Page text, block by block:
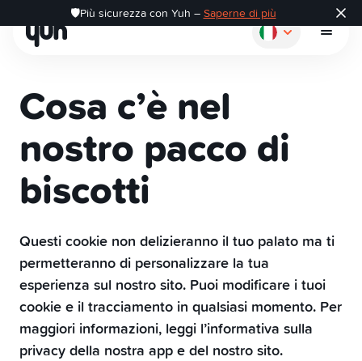
🛡️Più sicurezza con Yuh – Saperne di più
Come funziona
Risparmiare
Investire
Cosa c’è nel
nostro pacco di
biscotti
Questi cookie non delizieranno il tuo palato ma ti
permetteranno di personalizzare la tua
esperienza sul nostro sito. Puoi modificare i tuoi
cookie e il tracciamento in qualsiasi momento. Per
maggiori informazioni, leggi l’informativa sulla
privacy della nostra app e del nostro sito.